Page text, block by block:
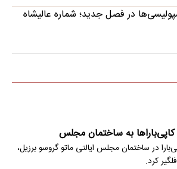
در فصل جدید؛ شماره عالیشاه
کاپی‌باراها به ساختمان مجلس
در ساختمان مجلس ایالتی ماتو گروسو برزیل،
کرد.